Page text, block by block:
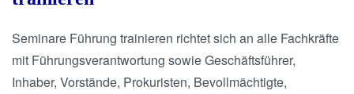
Seminare Führung trainieren richtet sich an alle Fachkräfte
mit Führungsverantwortung sowie Geschäftsführer,
Inhaber, Vorstände, Prokuristen, Bevollmächtigte,